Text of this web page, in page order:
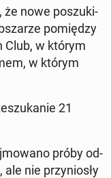
że nowe po­szu­ki­
po­mię­dzy
Club, w którym
w którym
21
próby od­
nie przy­nio­sły